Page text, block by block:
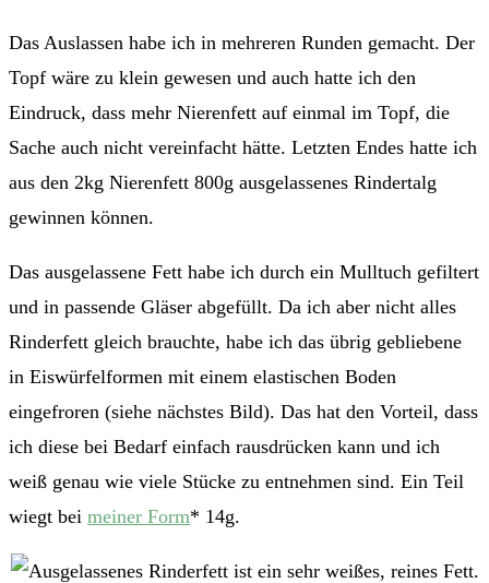
Das Auslassen habe ich in mehreren Runden gemacht. Der
Topf wäre zu klein gewesen und auch hatte ich den
Eindruck, dass mehr Nierenfett auf einmal im Topf, die
Sache auch nicht vereinfacht hätte. Letzten Endes hatte ich
aus den 2kg Nierenfett 800g ausgelassenes Rindertalg
gewinnen können.
Das ausgelassene Fett habe ich durch ein Mulltuch gefiltert
und in passende Gläser abgefüllt. Da ich aber nicht alles
Rinderfett gleich brauchte, habe ich das übrig gebliebene
in Eiswürfelformen mit einem elastischen Boden
eingefroren (siehe nächstes Bild). Das hat den Vorteil, dass
ich diese bei Bedarf einfach rausdrücken kann und ich
weiß genau wie viele Stücke zu entnehmen sind. Ein Teil
wiegt bei meiner Form* 14g.